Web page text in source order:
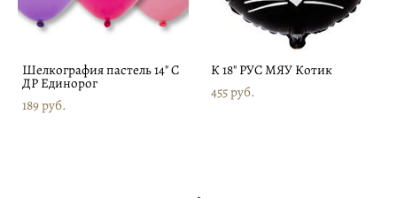
Шелкография пастель 14" С
ДР Единорог
189 pуб.
К 18" РУС МЯУ Котик
455 pуб.